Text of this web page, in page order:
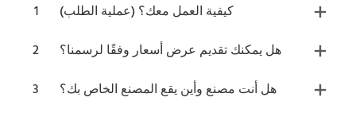
1
كيفية العمل معك؟ (عملية الطلب)
2
هل يمكنك تقديم عرض أسعار وفقًا لرسمنا؟
3
هل أنت مصنع وأين يقع المصنع الخاص بك؟